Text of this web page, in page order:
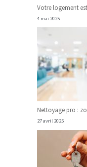
Votre logement
4 mai 2025
Nettoyage pro :
27 avril 2025